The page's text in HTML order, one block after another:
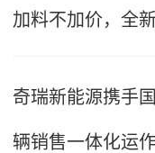
加料不加价，全
奇瑞新能源携手
辆销售一体化运